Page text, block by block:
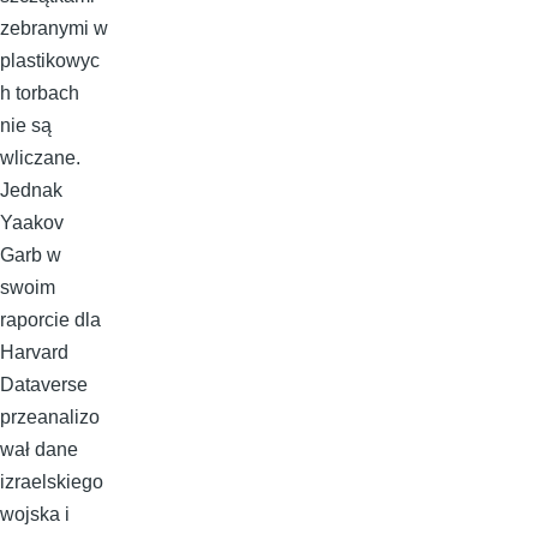
zebranymi w
plastikowyc
h torbach
nie są
wliczane.
Jednak
Yaakov
Garb w
swoim
raporcie dla
Harvard
Dataverse
przeanalizo
wał dane
izraelskiego
wojska i